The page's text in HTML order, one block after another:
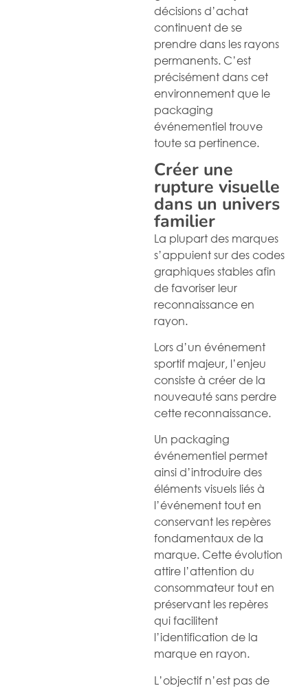
décisions d’achat
continuent de se
prendre dans les rayons
permanents. C’est
précisément dans cet
environnement que le
packaging
événementiel trouve
toute sa pertinence.
Créer une
rupture visuelle
dans un univers
familier
La plupart des marques
s’appuient sur des codes
graphiques stables afin
de favoriser leur
reconnaissance en
rayon.
Lors d’un événement
sportif majeur, l’enjeu
consiste à créer de la
nouveauté sans perdre
cette reconnaissance.
Un packaging
événementiel permet
ainsi d’introduire des
éléments visuels liés à
l’événement tout en
conservant les repères
fondamentaux de la
marque. Cette évolution
attire l’attention du
consommateur tout en
préservant les repères
qui facilitent
l’identification de la
marque en rayon.
L’objectif n’est pas de